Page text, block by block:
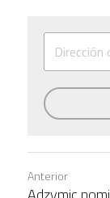
Anterior